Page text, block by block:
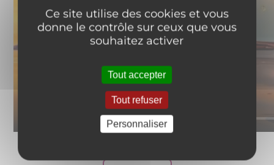
Ce site utilise des cookies et vous
donne le contrôle sur ceux que vous
souhaitez activer
Tout accepter
Tout refuser
Personnaliser